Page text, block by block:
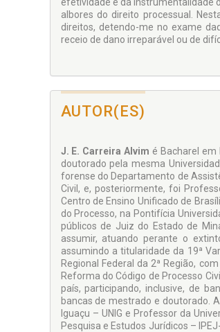
albores do direito processual.
direitos, detendo-me no exame
receio de dano irreparável ou de
AUTOR(ES)
J. E. Carreira Alvim é Bacharel em
doutorado pela mesma
forense do Departamento de
Civil, e, posteriormente, foi
Centro de Ensino Unificado de
do Processo, na Pontifícia
públicos de Juiz do Estado de
assumir, atuando perante o
assumindo a titularidade da 19ª
Regional Federal da 2ª Região,
Reforma do Código de Processo
país, participando, inclusive, de
bancas de mestrado e doutorado.
Iguaçu – UNIG e Professor da
Pesquisa e Estudos Jurídicos –